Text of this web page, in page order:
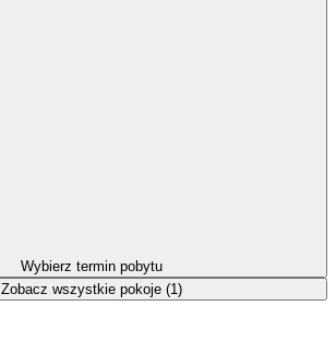
Wybierz termin pobytu
Zobacz wszystkie pokoje (1)